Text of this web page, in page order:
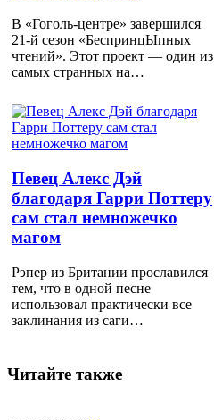
В «Гоголь-центре» завершился
21-й сезон «БеспринцЫпных
чтений». Этот проект — один из
самых странных на…
Певец Алекс Дэй
благодаря Гарри Поттеру
сам стал немножечко
магом
Рэпер из Британии прославился
тем, что в одной песне
использовал практически все
заклинания из саги…
Читайте также